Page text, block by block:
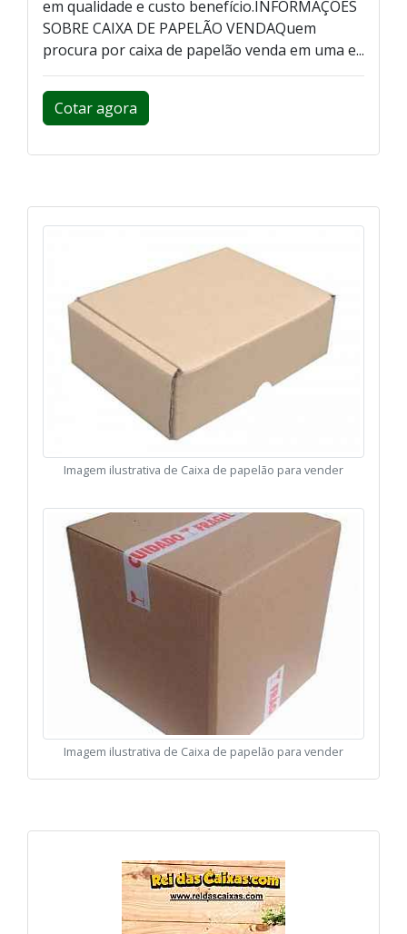
em qualidade e custo benefício.INFORMAÇÕES
SOBRE CAIXA DE PAPELÃO VENDAQuem
procura por caixa de papelão venda em uma e...
Cotar agora
Imagem ilustrativa de Caixa de papelão para vender
Imagem ilustrativa de Caixa de papelão para vender